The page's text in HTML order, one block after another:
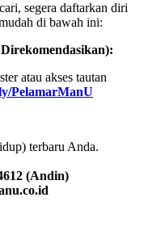
segera daftarkan diri
di bawah ini:
atau akses tautan
PelamarManU
terbaru Anda.
(Andin)